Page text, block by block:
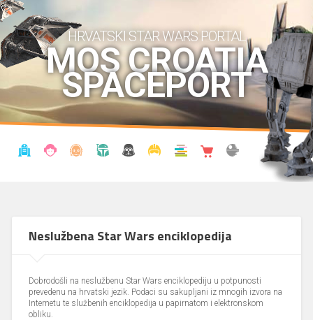
HRVATSKI STAR WARS PORTAL
MOS CROATIA
SPACEPORT
Neslužbena Star Wars enciklopedija
Dobrodošli na neslužbenu Star Wars enciklopediju u potpunosti
prevedenu na hrvatski jezik. Podaci su sakupljani iz mnogih izvora na
Internetu te službenih enciklopedija u papirnatom i elektronskom
obliku.